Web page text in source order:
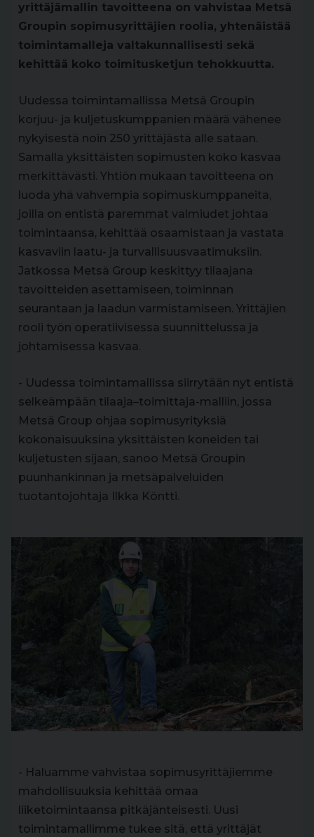
yrittäjämallin tavoitteena on vahvistaa Metsä
Groupin sopimusyrittäjien roolia, yhtenäistää
toimintamalleja valtakunnallisesti sekä
kehittää koko toimitusketjun tehokkuutta.
Uudessa toimintamallissa Metsä Groupin
korjuu- ja kuljetuskumppanien määrä vähenee
nykyisestä noin 250 yrittäjästä alle sataan.
Samalla yksittäisten sopimusten koko kasvaa
merkittävästi. Yhtiön mukaan tavoitteena on
luoda yhä vahvempia sopimuskumppaneita,
joilla on entistä paremmat valmiudet johtaa
toimintaansa, kehittää osaamistaan ja vastata
kasvaviin laatu- ja turvallisuusvaatimuksiin.
Jatkossa Metsä Group keskittyy tilaajana
tavoitteiden asettamiseen, toiminnan
seurantaan ja laadun varmistamiseen. Yrittäjien
rooli työn operatiivisessa suunnittelussa ja
johtamisessa kasvaa.
- Uudessa toimintamallissa siirrytään nyt entistä
selkeämpään tilaaja–toimittaja-malliin, jossa
Metsä Group ohjaa sopimusyrityksiä
kokonaisuuksina yksittäisten koneiden tai
kuljetusten sijaan, sanoo Metsä Groupin
puunhankinnan ja metsäpalveluiden
tuotantojohtaja Ilkka Köntti.
- Haluamme vahvistaa sopimusyrittäjiemme
mahdollisuuksia kehittää omaa
liiketoimintaansa pitkäjänteisesti. Uusi
toimintamallimme tukee sitä, että yrittäjät